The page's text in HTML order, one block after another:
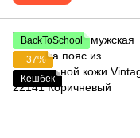
BackToSchool
−37%
Кешбек